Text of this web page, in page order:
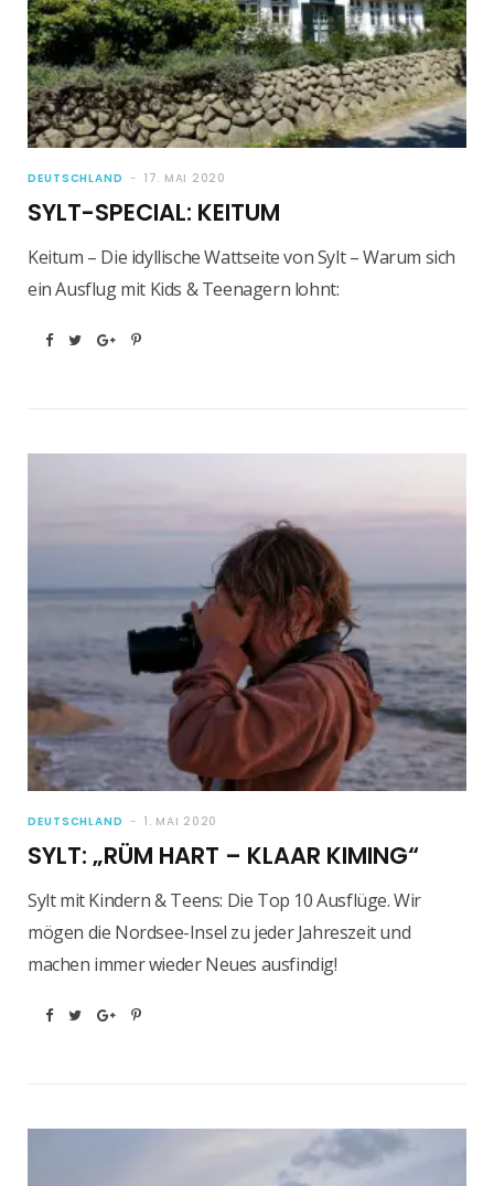
DEUTSCHLAND 17. MAI 2020
SYLT-SPECIAL: KEITUM
Keitum – Die idyllische Wattseite von Sylt – Warum sich
ein Ausflug mit Kids & Teenagern lohnt:
DEUTSCHLAND 1. MAI 2020
SYLT: „RÜM HART – KLAAR KIMING“
Sylt mit Kindern & Teens: Die Top 10 Ausflüge. Wir
mögen die Nordsee-Insel zu jeder Jahreszeit und
machen immer wieder Neues ausfindig!